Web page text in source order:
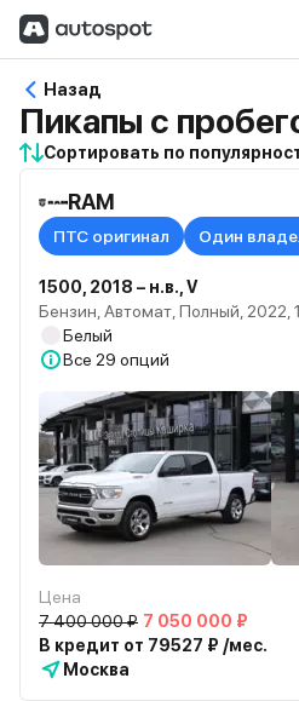
Назад
Пикапы с
Сортировать по
RAM
ПТС оригинал Один
1500, 2018 – н.в., V
Бензин, Автомат, Полный, 2022,
Белый
Все 29 опций
Цена
7 400 000 ₽ 7 050 000 ₽
В кредит от 79527 ₽ /мес.
Москва